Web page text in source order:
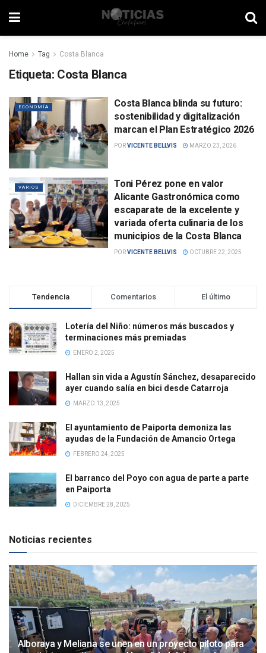
Home Tag Costa Blanca
Etiqueta: Costa Blanca
ECONOMÍA
Costa Blanca blinda su futuro:
sostenibilidad y digitalización
marcan el Plan Estratégico 2026
PORVICENTE BELLVIS MARZO 23, 2026
VARIOS
Toni Pérez pone en valor
Alicante Gastronómica como
escaparate de la excelente y
variada oferta culinaria de los
municipios de la Costa Blanca
PORVICENTE BELLVIS OCTUBRE 22, 2025
Tendencia Comentarios El último
Lotería del Niño: números más buscados y
terminaciones más premiadas
ENERO 2, 2025
Hallan sin vida a Agustín Sánchez, desaparecido
ayer cuando salía en bici desde Catarroja
MARZO 13, 2025
El ayuntamiento de Paiporta demoniza las
ayudas de la Fundación de Amancio Ortega
FEBRERO 24, 2025
El barranco del Poyo con agua de parte a parte
en Paiporta
DICIEMBRE 28, 2025
Noticias recientes
Alboraya y Meliana se unen en un proyecto piloto para